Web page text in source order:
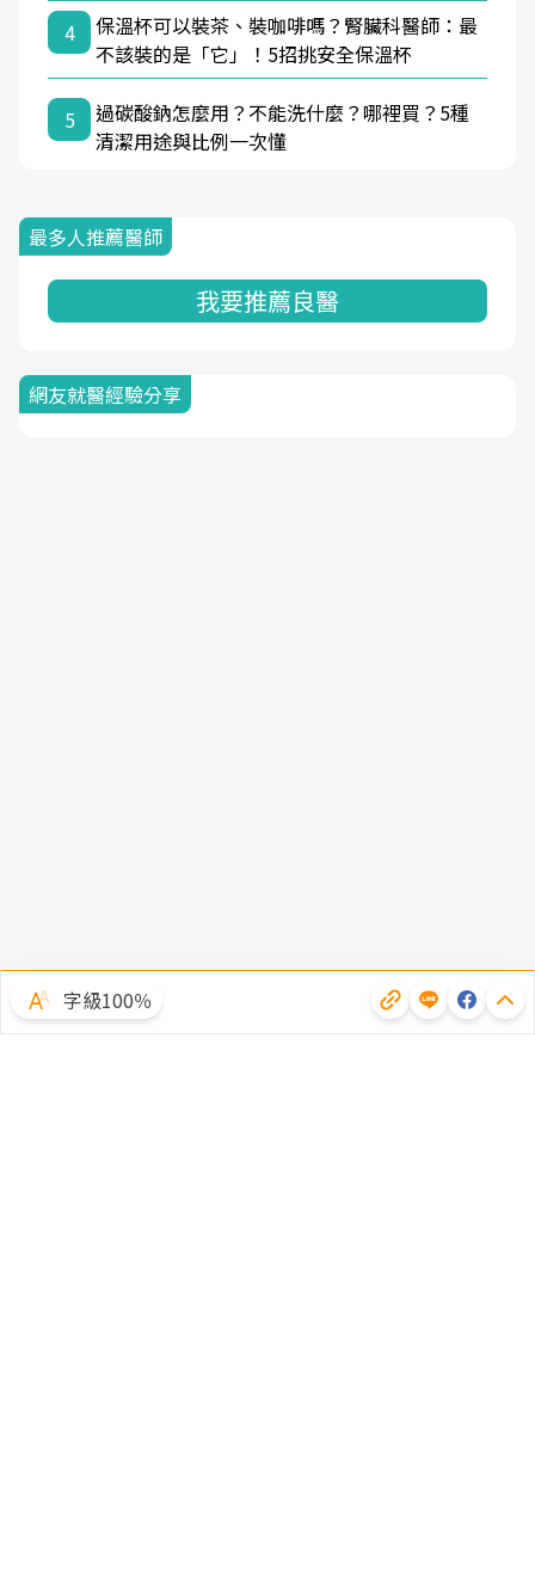
4
保溫杯可以裝茶、裝咖啡嗎？腎臟科醫師：最
不該裝的是「它」！5招挑安全保溫杯
5
過碳酸鈉怎麼用？不能洗什麼？哪裡買？5種
清潔用途與比例一次懂
最多人推薦醫師
我要推薦良醫
網友就醫經驗分享
字級100％